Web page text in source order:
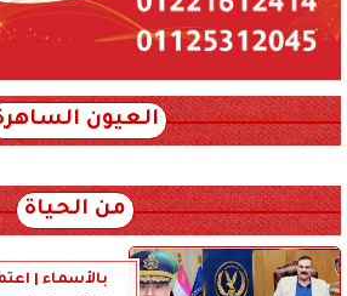
العيون
من الحياة
بالأسماء |